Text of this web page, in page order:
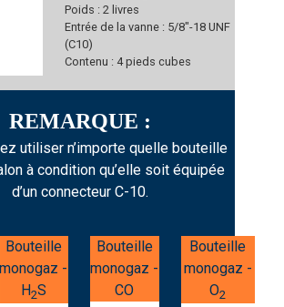
Poids : 2 livres
Entrée de la vanne : 5/8"-18 UNF
(C10)
Contenu : 4 pieds cubes
REMARQUE :
utiliser n’importe quelle bouteille
à condition qu’elle soit équipée
d’un connecteur C-10.
Bouteille
monogaz -
H2S
Bouteille
monogaz -
CO
Bouteille
monogaz -
O2